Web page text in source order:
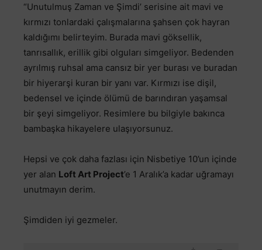
“Unutulmuş Zaman ve Şimdi’ serisine ait mavi ve
kırmızı tonlardaki çalışmalarına şahsen çok hayran
kaldığımı belirteyim. Burada mavi göksellik,
tanrısallık, erillik gibi olguları simgeliyor. Bedenden
ayrılmış ruhsal ama cansız bir yer burası ve buradan
bir hiyerarşi kuran bir yanı var. Kırmızı ise dişil,
bedensel ve içinde ölümü de barındıran yaşamsal
bir şeyi simgeliyor. Resimlere bu bilgiyle bakınca
bambaşka hikayelere ulaşıyorsunuz.
Hepsi ve çok daha fazlası için Nisbetiye 10’un içinde
yer alan Loft Art Project’e 1 Aralık’a kadar uğramayı
unutmayın derim.
Şimdiden iyi gezmeler.